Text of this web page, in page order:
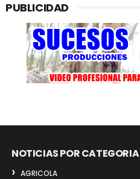
PUBLICIDAD
NOTICIAS POR CATEGORIA
AGRICOLA